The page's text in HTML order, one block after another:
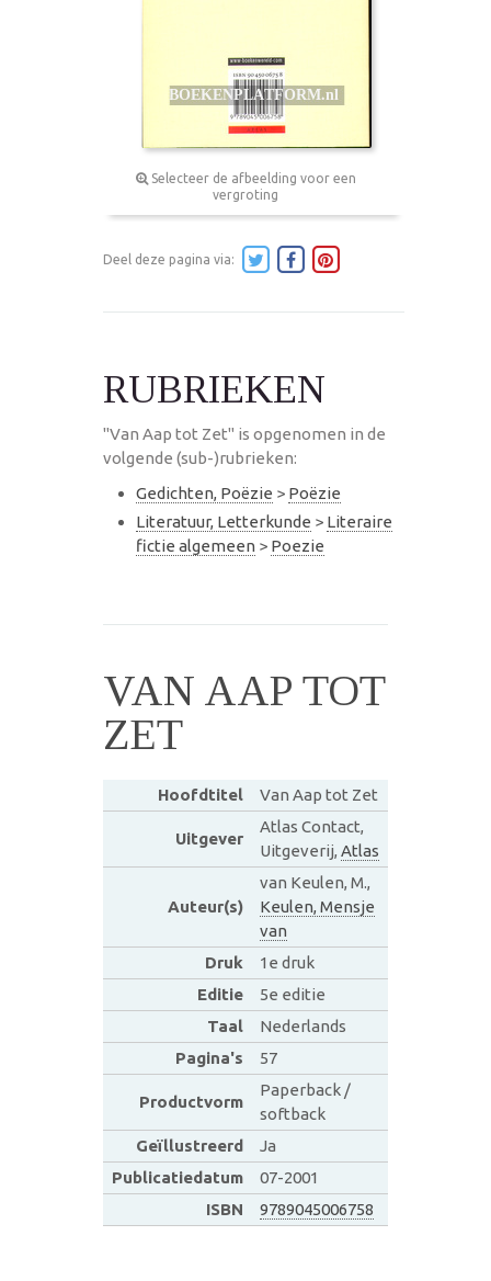
Selecteer de afbeelding voor een
vergroting
Deel deze pagina via:
RUBRIEKEN
"Van Aap tot Zet" is opgenomen in de
volgende (sub-)rubrieken:
Gedichten, Poëzie > Poëzie
Literatuur, Letterkunde > Literaire
fictie algemeen > Poezie
VAN AAP TOT
ZET
Hoofdtitel Van Aap tot Zet
Uitgever
Atlas Contact,
Uitgeverij, Atlas
Auteur(s)
van Keulen, M.,
Keulen, Mensje
van
Druk
1e druk
Editie
5e editie
Taal
Nederlands
Pagina's
57
Productvorm
Paperback /
softback
Geïllustreerd
Ja
Publicatiedatum
07-2001
ISBN
9789045006758